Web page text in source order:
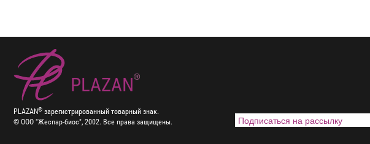
PLAZAN®
PLAZAN® зарегистрированный товарный знак.
© ООО "Жеспар-биос", 2002. Все права защищены.